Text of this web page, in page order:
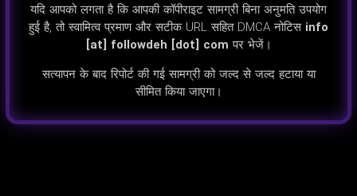
यदि आपको लगता है कि आपकी कॉपीराइट सामग्री बिना अनुमति उपयोग
हुई है, तो स्वामित्व प्रमाण और सटीक URL सहित DMCA नोटिस info
[at] followdeh [dot] com पर भेजें।
सत्यापन के बाद रिपोर्ट की गई सामग्री को जल्द से जल्द हटाया या
सीमित किया जाएगा।